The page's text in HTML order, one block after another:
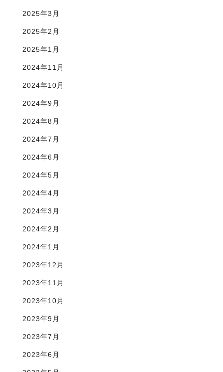
2025年3月
2025年2月
2025年1月
2024年11月
2024年10月
2024年9月
2024年8月
2024年7月
2024年6月
2024年5月
2024年4月
2024年3月
2024年2月
2024年1月
2023年12月
2023年11月
2023年10月
2023年9月
2023年7月
2023年6月